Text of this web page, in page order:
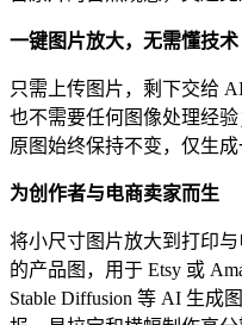
一键图片放大，无需懂技术
只需上传图片，剩下交给
也不需要任何图像处理经
原图始终保持不变，仅生
为创作者与电商卖家而生
将小尺寸图片放大到打印
的产品图，用于 Etsy 或
Stable Diffusion 等 AI 生成